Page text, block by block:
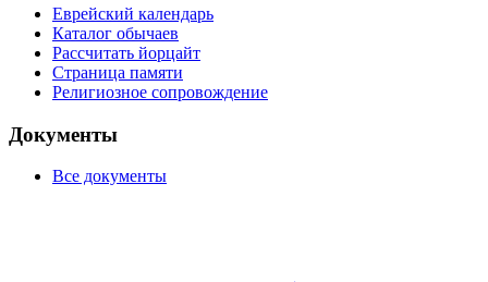
Еврейский календарь
Каталог обычаев
Рассчитать йорцайт
Страница памяти
Религиозное сопровождение
Документы
Все документы